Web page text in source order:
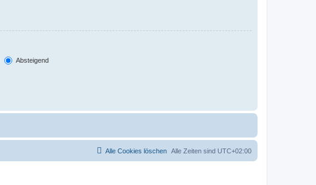
Absteigend
Alle Zeiten sind UTC+02:00
Alle Cookies löschen